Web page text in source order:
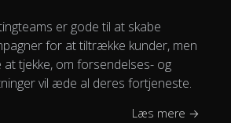
er gode til at skabe
for at tiltrække kunder, men
tjekke, om forsendelses- og
vil æde al deres fortjeneste.
Læs mere →